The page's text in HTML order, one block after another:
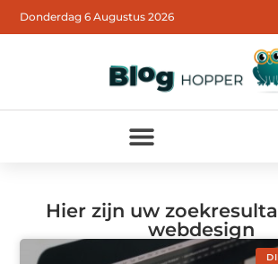
Donderdag 6 Augustus 2026
Hier zijn uw
webdesign